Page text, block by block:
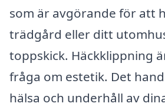
som är avgörande för att
trädgård eller ditt
toppskick. Häckklippning
fråga om estetik. Det
hälsa och underhåll av